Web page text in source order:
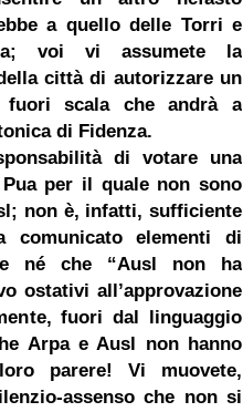
a quello delle Torri e
voi vi assumete la
città di autorizzare un
fuori scala che andrà a
di Fidenza.
di votare una
per il quale non sono
non è, infatti, sufficiente
comunicato elementi di
né che “Ausl non ha
ostativi all’approvazione
fuori dal linguaggio
Arpa e Ausl non hanno
parere! Vi muovete,
assenso che non si